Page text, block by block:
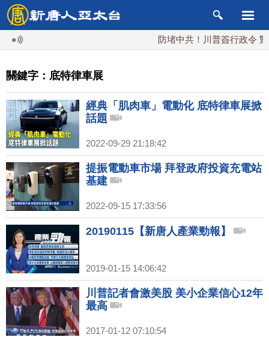
防堵中共！川普簽行政令 對
關鍵字：底特律車展
經典「肌肉車」電動化 底特律車展掀
話題
2022-09-29 21:18:42
提振電動車市場 拜登政府投資充電站
基建
2022-09-15 17:33:56
20190115【新唐人產業勁報】
2019-01-15 14:06:42
川普記者會激美股 美小企業信心12年
最高
2017-01-12 07:10:54